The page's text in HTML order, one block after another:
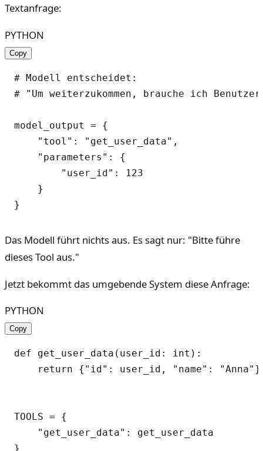
Textanfrage:
PYTHON
Copy
# Modell entscheidet:
# "Um weiterzukommen, brauche ich
model_output = {
    "tool": "get_user_data",
    "parameters": {
        "user_id": 123
    }
Das Modell führt nichts aus. Es sagt nur: "Bitte führe
dieses Tool aus."
Jetzt bekommt das umgebende System diese Anfrage:
PYTHON
Copy
def get_user_data(user_id: int):
    return {"id": user_id, "name": "Anna"}
TOOLS = {
    "get_user_data": get_user_data